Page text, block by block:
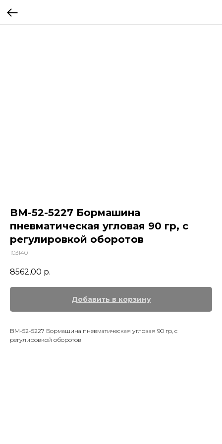
BM-52-5227 Бормашина
пневматическая угловая 90 гр, с
регулировкой оборотов
103140
8562,00 р.
Добавить в корзину
BM-52-5227 Бормашина пневматическая угловая 90 гр, с
регулировкой оборотов